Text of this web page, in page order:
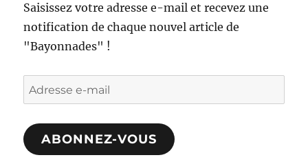
Saisissez votre adresse e-mail et recevez une
notification de chaque nouvel article de
"Bayonnades" !
Adresse
e-
mail
ABONNEZ-VOUS